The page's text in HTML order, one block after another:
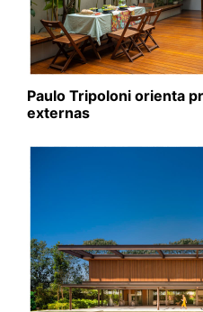
Paulo Tripoloni orienta
externas